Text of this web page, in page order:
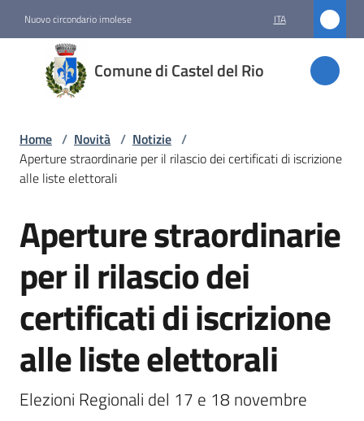
Nuovo circondario imolese ITA
Comune di Castel del Rio
Comune
di
Castel
Novità
Menu selezionato
Servizi
Vivere
Castel
del
Rio
Home / Novità / Notizie /
Aperture straordinarie per il rilascio dei certificati di iscrizione
alle liste elettorali
Salta al contenuto
Aperture straordinarie
per il rilascio dei
certificati di iscrizione
alle liste elettorali
Elezioni Regionali del 17 e 18 novembre